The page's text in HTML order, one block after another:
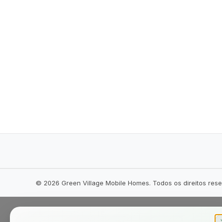
© 2026 Green Village Mobile Homes. Todos os direitos